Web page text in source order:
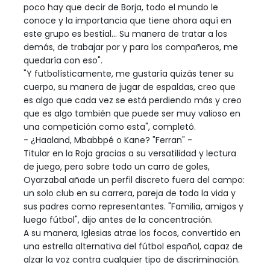
poco hay que decir de Borja, todo el mundo le
conoce y la importancia que tiene ahora aquí en
este grupo es bestial... Su manera de tratar a los
demás, de trabajar por y para los compañeros, me
quedaría con eso".
"Y futbolísticamente, me gustaría quizás tener su
cuerpo, su manera de jugar de espaldas, creo que
es algo que cada vez se está perdiendo más y creo
que es algo también que puede ser muy valioso en
una competición como esta", completó.
- ¿Haaland, Mbabbpé o Kane? "Ferran" -
Titular en la Roja gracias a su versatilidad y lectura
de juego, pero sobre todo un carro de goles,
Oyarzabal añade un perfil discreto fuera del campo:
un solo club en su carrera, pareja de toda la vida y
sus padres como representantes. "Familia, amigos y
luego fútbol", dijo antes de la concentración.
A su manera, Iglesias atrae los focos, convertido en
una estrella alternativa del fútbol español, capaz de
alzar la voz contra cualquier tipo de discriminación.